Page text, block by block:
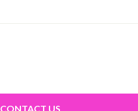
CONTACT US